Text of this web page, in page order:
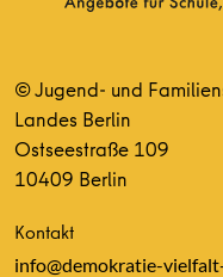
© Jugend- und
Landes Berlin
Ostseestraße 109
10409 Berlin
Kontakt
info@demokratie-